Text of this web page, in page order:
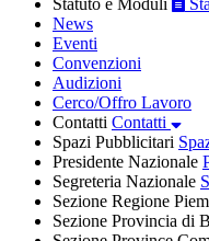
News
Eventi
Convenzioni
Audizioni
Cerco/Offro Lavoro
Contatti Contatti
Spazi Pubblicitari
Presidente Nazionale
Segreteria Nazionale
Sezione Regione
Sezione Provincia di